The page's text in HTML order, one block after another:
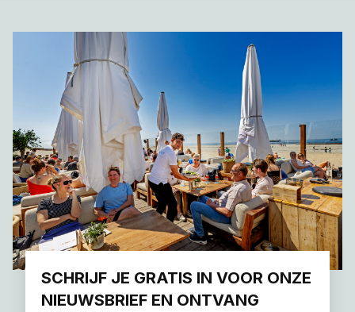
SCHRIJF JE GRATIS IN VOOR ONZE
NIEUWSBRIEF EN ONTVANG